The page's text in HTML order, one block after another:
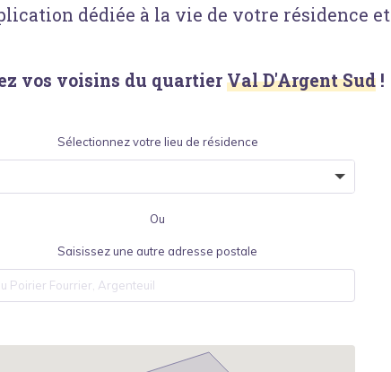
dédiée à la vie de votre résidence
vos voisins du quartier Val D'Argent Sud !
Sélectionnez votre lieu de résidence
Ou
Saisissez une autre adresse postale